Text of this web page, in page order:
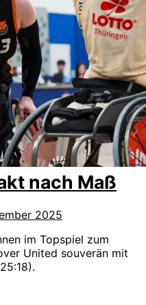
nach Maß
2025
im Topspiel zum
United souverän mit